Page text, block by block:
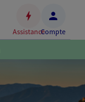
AssistanceCompte